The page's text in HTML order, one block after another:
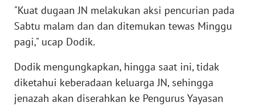
"Kuat dugaan JN melakukan aksi pencurian pada
Sabtu malam dan dan ditemukan tewas Minggu
pagi," ucap Dodik.
Dodik mengungkapkan, hingga saat ini, tidak
diketahui keberadaan keluarga JN, sehingga
jenazah akan diserahkan ke Pengurus Yayasan
WN
JAMBI
SULTRA
WN